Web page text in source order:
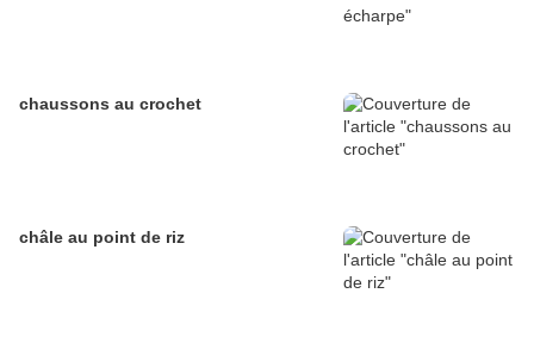
chaussons au crochet
châle au point de riz